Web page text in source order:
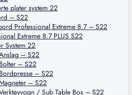
plater system 22
– S22
Professional Extreme 8.7 – S22
Extreme 8.7 PLUS S22
System 22
– S22
Bolter – S22
Bordpresse – S22
– S22
/ Sub Table Box – S22